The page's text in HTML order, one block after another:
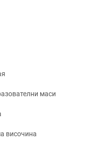
маси
височина